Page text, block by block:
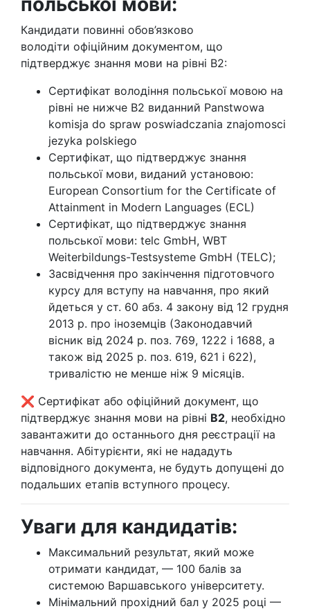
Кандидати повинні обов’язково
володіти офіційним документом, що
підтверджує знання мови на рівні B2:
Сертифікат володіння польської мовою на
рівні не нижче В2 виданний Panstwowa
komisja do spraw poswiadczania znajomosci
jezyka polskiego
Сертифікат, що підтверджує знання
польської мови, виданий установою:
European Consortium for the Certificate of
Attainment in Modern Languages (ECL)
Сертифікат, що підтверджує знання
польської мови: telc GmbH, WBT
Weiterbildungs-Testsysteme GmbH (TELC);
Засвідчення про закінчення підготовчого
курсу для вступу на навчання, про який
йдеться у ст. 60 абз. 4 закону від 12 грудня
2013 р. про іноземців (Законодавчий
вісник від 2024 р. поз. 769, 1222 і 1688, а
також від 2025 р. поз. 619, 621 і 622),
тривалістю не менше ніж 9 місяців.
❌ Сертифікат або офіційний документ, що
підтверджує знання мови на рівні B2, необхідно
завантажити до останнього дня реєстрації на
навчання. Абітурієнти, які не нададуть
відповідного документа, не будуть допущені до
подальших етапів вступного процесу.
Уваги для кандидатів:
Максимальний результат, який може
отримати кандидат, — 100 балів за
системою Варшавського університету.
Мінімальний прохідний бал у 2025 році —